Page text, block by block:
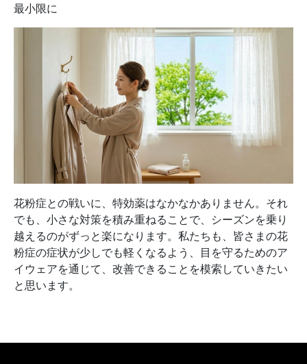
最小限に
花粉症との戦いに、特効薬はなかなかありません。それ
でも、小さな対策を積み重ねることで、シーズンを乗り
越えるのがずっと楽になります。私たちも、皆さまの花
粉症の症状が少しでも軽くなるよう、目を守るためのア
イウェアを通じて、改善できることを模索していきたい
と思います。